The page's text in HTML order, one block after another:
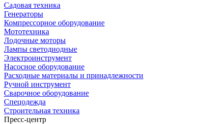
Садовая техника
Генераторы
Компрессорное оборудование
Мототехника
Лодочные моторы
Лампы светодиодные
Электроинструмент
Насосное оборудование
Расходные материалы и принадлежности
Ручной инструмент
Сварочное оборудование
Спецодежда
Строительная техника
Пресс-центр